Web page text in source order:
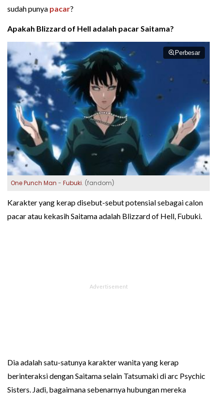
sudah punya pacar?
Apakah Blizzard of Hell adalah pacar Saitama?
Perbesar
One Punch Man - Fubuki. (fandom)
Karakter yang kerap disebut-sebut potensial sebagai calon
pacar atau kekasih Saitama adalah Blizzard of Hell, Fubuki.
Dia adalah satu-satunya karakter wanita yang kerap
berinteraksi dengan Saitama selain Tatsumaki di arc Psychic
Sisters. Jadi, bagaimana sebenarnya hubungan mereka